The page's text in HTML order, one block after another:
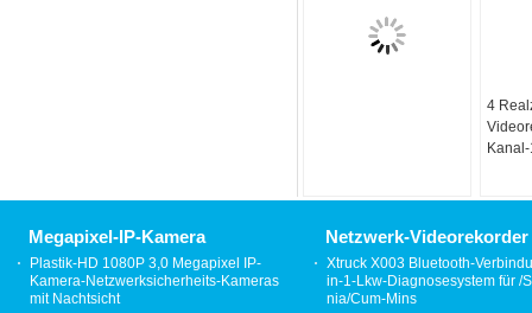
4
Megapixel-IP-Kamera
Plastik-HD 1080P 3,0 Megapixel IP-
Kamera-Netzwerksicherheits-Kameras
mit Nachtsicht
Netzwerk-Videorekorder
Xtruck X003 Bluetooth-
in-1-Lkw-Diagnosesystem für /
nia/Cum-Mins